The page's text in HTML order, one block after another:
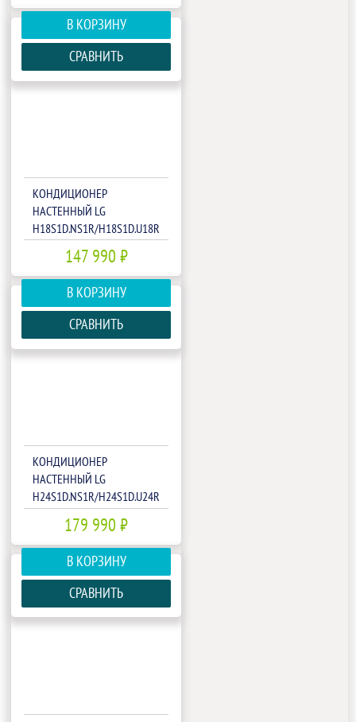
В КОРЗИНУ
СРАВНИТЬ
КОНДИЦИОНЕР
НАСТЕННЫЙ LG
H18S1D.NS1R/H18S1D.U18R
147 990 ₽
В КОРЗИНУ
СРАВНИТЬ
КОНДИЦИОНЕР
НАСТЕННЫЙ LG
H24S1D.NS1R/H24S1D.U24R
179 990 ₽
В КОРЗИНУ
СРАВНИТЬ